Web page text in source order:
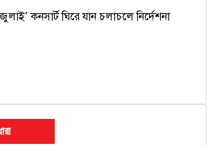
কনসার্ট ঘিরে যান চলাচলে নির্দেশনা